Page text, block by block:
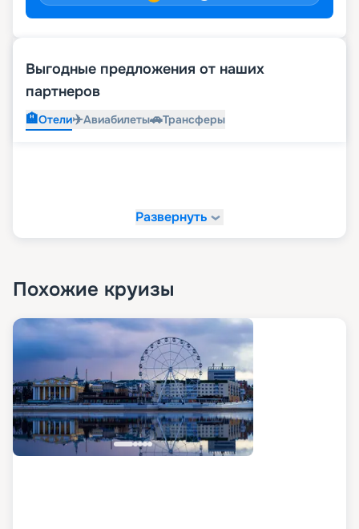
Выгодные предложения от наших
партнеров
🏨Отели✈️Авиабилеты🚗Трансферы
Развернуть
Похожие круизы